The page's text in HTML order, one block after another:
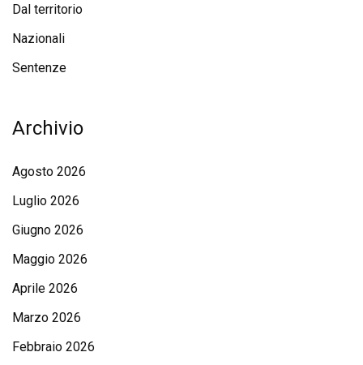
Dal territorio
Nazionali
Sentenze
Archivio
Agosto 2026
Luglio 2026
Giugno 2026
Maggio 2026
Aprile 2026
Marzo 2026
Febbraio 2026